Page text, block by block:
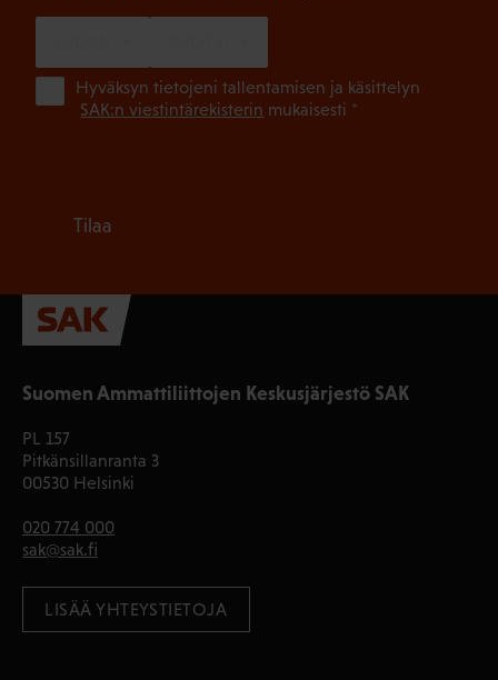
Suomen Ammattiliittojen Keskusjärjestö SAK
PL 157
Pitkänsillanranta 3
00530 Helsinki
020 774 000
sak@sak.fi
LISÄÄ YHTEYSTIETOJA
Hyväksyn tietojeni tallentamisen ja käsittelyn
SAK:n viestintärekisterin mukaisesti *
Tilaa